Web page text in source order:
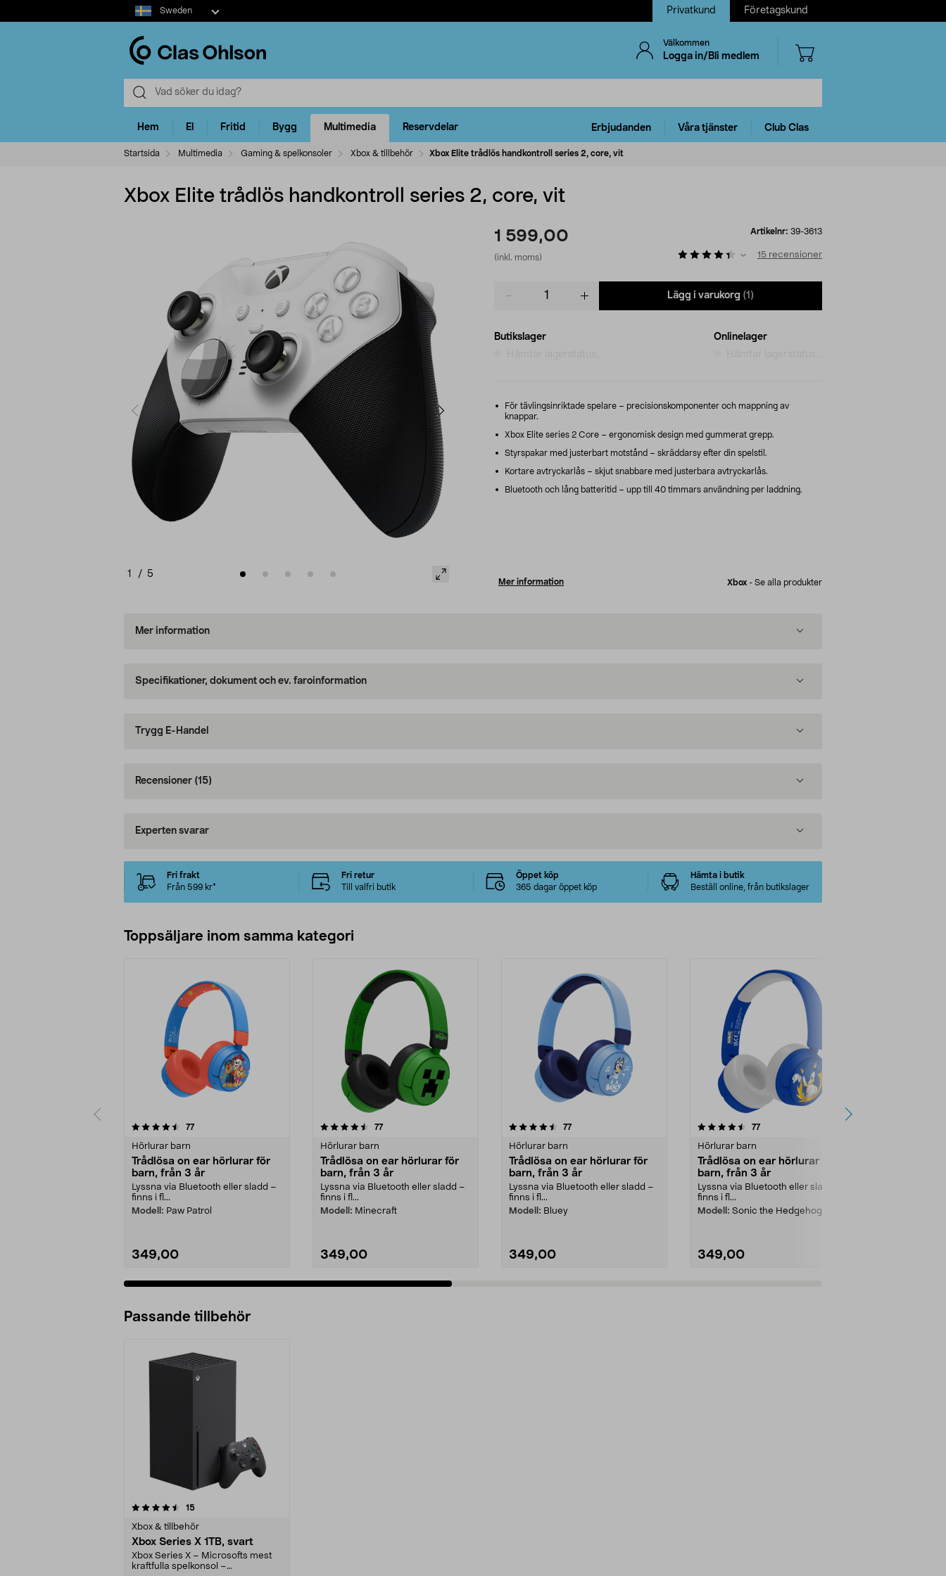
Select
market
Sweden Privatkund Företagskund
Välkommen
Logga in/Bli medlem
Hem El Fritid Bygg Multimedia Reservdelar Erbjudanden Våra tjänster Club Clas
Startsida Multimedia Gaming & spelkonsoler Xbox & tillbehör Xbox Elite trådlös handkontroll series 2, core, vit
Xbox Elite trådlös handkontroll series 2, core, vit
1 / 5
1 599,00
(inkl. moms)
Artikelnr: 39-3613
15 recensioner
Lägg i varukorg (1)
Butikslager
Onlinelager
För tävlingsinriktade spelare – precisionskomponenter och mappning av
knappar.
Xbox Elite series 2 Core – ergonomisk design med gummerat grepp.
Styrspakar med justerbart motstånd – skräddarsy efter din spelstil.
Kortare avtryckarlås – skjut snabbare med justerbara avtryckarlås.
Bluetooth och lång batteritid – upp till 40 timmars användning per laddning.
Mer information Xbox - Se alla produkter
Mer information
Specifikationer, dokument och ev. faroinformation
Trygg E-Handel
Recensioner (15)
Experten svarar
Fri frakt
Från 599 kr*
Fri retur
Till valfri butik
Öppet köp
365 dagar öppet köp
Hämta i butik
Beställ online, från butikslager
Toppsäljare inom samma kategori
77recensioner
Hörlurar barn
Trådlösa on ear hörlurar för
barn, från 3 år
Lyssna via Bluetooth eller sladd –
finns i fl...
Modell: Paw Patrol
349,00
4.5 av 5 stjärnor 77recensioner
Hörlurar barn
Trådlösa on ear hörlurar för
barn, från 3 år
Lyssna via Bluetooth eller sladd –
finns i fl...
Modell: Minecraft
349,00
4.5 av 5 stjärnor 77recensioner
Hörlurar barn
Trådlösa on ear hörlurar för
barn, från 3 år
Lyssna via Bluetooth eller sladd –
finns i fl...
Modell: Bluey
349,00
4.5 av 5 stjärnor 77recensioner
Hörlurar barn
Trådlösa on ear hörlurar för
barn, från 3 år
Lyssna via Bluetooth eller sladd –
finns i fl...
Modell: Sonic the Hedgehog
349,00
4.0 av 5 stjärnor
Passande tillbehör
15recensioner
Xbox & tillbehör
Xbox Series X 1TB, svart
Xbox Series X – Microsofts mest
kraftfulla spelkonsol –